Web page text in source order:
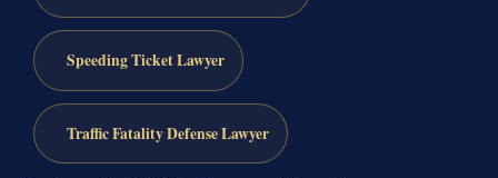
Speeding Ticket Lawyer
Traffic Fatality Defense Lawyer